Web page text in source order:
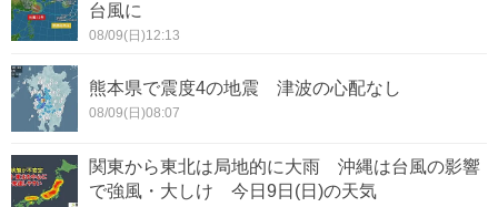
台風に
08/09(日)12:13
熊本県で震度4の地震 津波の心配なし
08/09(日)08:07
関東から東北は局地的に大雨 沖縄は台風の影響
で強風・大しけ 今日9日(日)の天気